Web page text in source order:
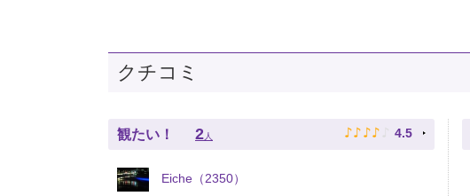
クチコミ
観たい！ 2 人 ♪ ♪ ♪ ♪ ♪ 4.5
Eiche（2350）